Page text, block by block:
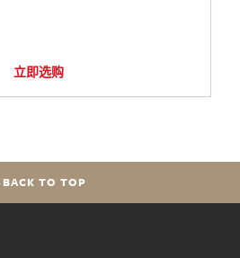
立即选购
BACK TO TOP